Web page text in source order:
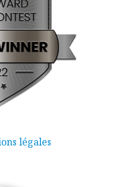
légales